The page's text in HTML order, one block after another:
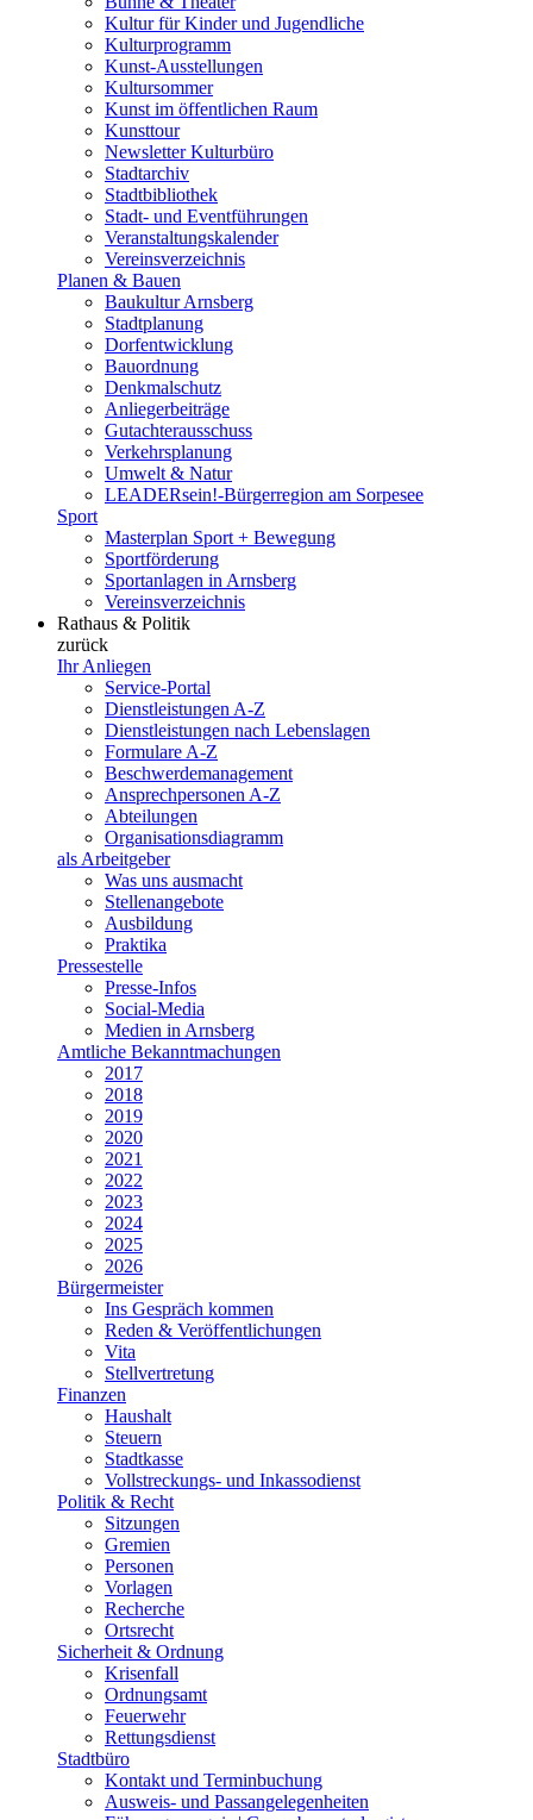
Kultur für Kinder und Jugendliche
Kulturprogramm
Kunst-Ausstellungen
Kultursommer
Kunst im öffentlichen Raum
Kunsttour
Newsletter Kulturbüro
Stadtarchiv
Stadtbibliothek
Stadt- und Eventführungen
Veranstaltungskalender
Vereinsverzeichnis
Planen & Bauen
Baukultur Arnsberg
Stadtplanung
Dorfentwicklung
Bauordnung
Denkmalschutz
Anliegerbeiträge
Gutachterausschuss
Verkehrsplanung
Umwelt & Natur
LEADERsein!-Bürgerregion am Sorpesee
Sport
Masterplan Sport + Bewegung
Sportförderung
Sportanlagen in Arnsberg
Vereinsverzeichnis
Rathaus & Politik
zurück
Ihr Anliegen
Service-Portal
Dienstleistungen A-Z
Dienstleistungen nach Lebenslagen
Formulare A-Z
Beschwerdemanagement
Ansprechpersonen A-Z
Abteilungen
Organisationsdiagramm
als Arbeitgeber
Was uns ausmacht
Stellenangebote
Ausbildung
Praktika
Pressestelle
Presse-Infos
Social-Media
Medien in Arnsberg
Amtliche Bekanntmachungen
2017
2018
2019
2020
2021
2022
2023
2024
2025
2026
Bürgermeister
Ins Gespräch kommen
Reden & Veröffentlichungen
Vita
Stellvertretung
Finanzen
Haushalt
Steuern
Stadtkasse
Vollstreckungs- und Inkassodienst
Politik & Recht
Sitzungen
Gremien
Personen
Vorlagen
Recherche
Ortsrecht
Sicherheit & Ordnung
Krisenfall
Ordnungsamt
Feuerwehr
Rettungsdienst
Stadtbüro
Kontakt und Terminbuchung
Ausweis- und Passangelegenheiten